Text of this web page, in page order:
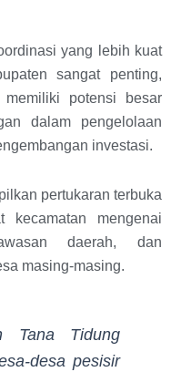
yang lebih kuat
sangat penting,
potensi besar
dalam pengelolaan
investasi.
pertukaran terbuka
mengenai
daerah, dan
masing-masing.
Tana Tidung
desa pesisir